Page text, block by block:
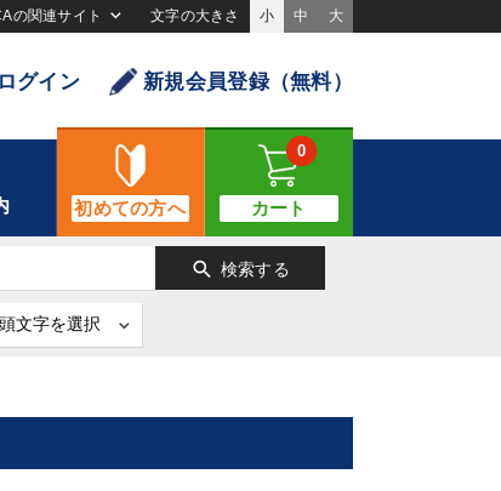
の関連サイト 文字の大きさ 小 中 大
グイン 新規会員登録（無料）
初めての方へ カート
0
search 検索する